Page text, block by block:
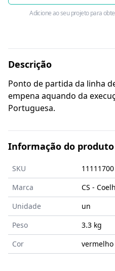
Adicione ao seu projeto para
Descrição
Ponto de partida da linha
empena aquando da
Portuguesa.
Informação do produto
SKU
11111700
Marca
CS -
Unidade
un
Peso
3.3 kg
Cor